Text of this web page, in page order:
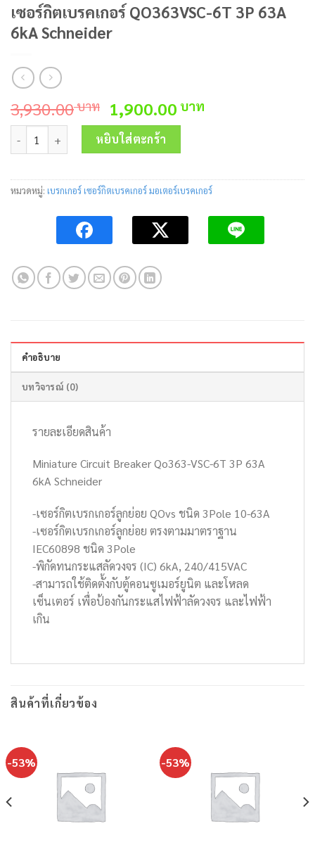
เซอร์กิตเบรคเกอร์ QO363VSC-6T 3P 63A
6kA Schneider
3,930.00บาท Original
price
was:
3,930.00 บาท.
1,900.00 บาท
จำนวน เซอร์กิตเบรคเกอร์ QO363VSC-6T 3P 63A 6kA Schneider ชิ้น
หยิบใส่ตะกร้า
หมวดหมู่: เบรกเกอร์ เซอร์กิตเบรคเกอร์ มอเตอร์เบรคเกอร์
คำอธิบาย
บทวิจารณ์ (0)
รายละเอียดสินค้า
Miniature Circuit Breaker Qo363-VSC-6T 3P 63A
6kA Schneider
-เซอร์กิตเบรกเกอร์ลูกย่อย QOvs ชนิด 3Pole 10-63A
-เซอร์กิตเบรกเกอร์ลูกย่อย ตรงตามมาตราฐาน
IEC60898 ชนิด 3Pole
-พิกัดทนกระแสลัดวงจร (IC) 6kA, 240/415VAC
-สามารถใช้ติดตั้งกับตู้คอนซูเมอร์ยูนิต และโหลด
เซ็นเตอร์ เพื่อป้องกันกระแสไฟฟ้าลัดวงจร และไฟฟ้า
เกิน
สินค้าที่เกี่ยวข้อง
-53% -53%